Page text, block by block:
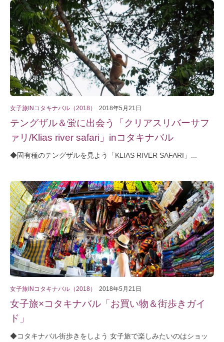
女子旅INコタキナバル（2018） 2018年5月21日
テングザル＆蛍に出会う「クリアスリバーサフ
ァリ/Klias river safari」inコタキナバル
◆固有種のテングザルを見よう「KLIAS RIVER SAFARI」...
女子旅INコタキナバル（2018） 2018年5月21日
女子旅×コタキナバル「お買い物＆街歩きガイ
ド」
◆コタキナバル街歩きをしよう 女子旅で楽しみたいのはショッ